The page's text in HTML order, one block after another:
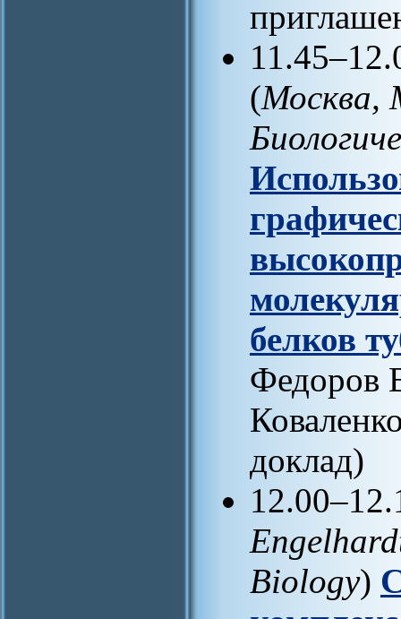
(Москва,
белков
Федоров
доклад)
Biology)